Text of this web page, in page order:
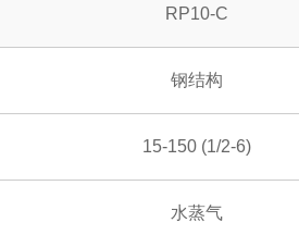
RP10-C
钢结构
15-150 (1/2-6)
水蒸气